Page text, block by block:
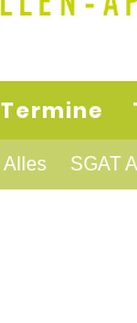
Termine
Alles SGAT